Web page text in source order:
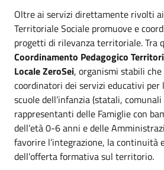
Oltre ai servizi direttamente rivolti
Territoriale Sociale promuove e
progetti di rilevanza territoriale. Tra
Coordinamento Pedagogico
Locale ZeroSei, organismi stabili
coordinatori dei servizi educativi per
scuole dell’infanzia (statali,
rappresentanti delle Famiglie con
dell’età 0-6 anni e delle
favorire l’integrazione, la continuità
dell’offerta formativa sul territorio.